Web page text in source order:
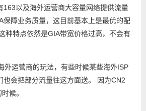
163以及海外运营商大容量网络提供流量
保障业务质量，这目前基本上是最优的配
种特点依然是GIA带宽价格过高，不会有
外运营商的玩法，有些时候某些海外ISP
也会把部分流量往这方面送。 因为CN2
候。